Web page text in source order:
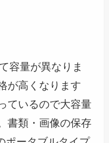
容量が異なりま
が高くなります
ているので大容量
書類・画像の保存